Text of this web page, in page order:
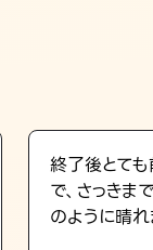
終了後とて
で、さっき
のように晴れ